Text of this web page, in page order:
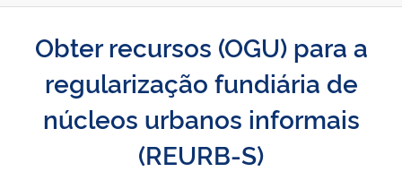
Obter recursos (OGU) para a
regularização fundiária de
núcleos urbanos informais
(REURB-S)